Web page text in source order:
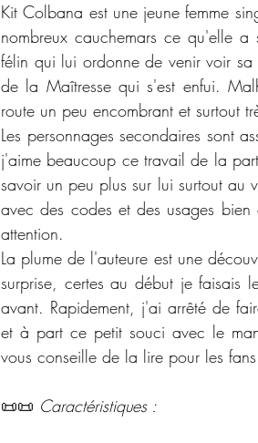
Kit Colbana est une jeune femme
nombreux cauchemars ce qu'elle
félin qui lui ordonne de venir voir
de la Maîtresse qui s'est enfui.
route un peu encombrant et surtout
Les personnages secondaires sont
j'aime beaucoup ce travail de la
savoir un peu plus sur lui surtout au
avec des codes et des usages bien
attention.
La plume de l'auteure est une
surprise, certes au début je faisais
avant. Rapidement, j'ai arrêté de
et à part ce petit souci avec le
vous conseille de la lire pour les
📜📜 Caractéristiques :